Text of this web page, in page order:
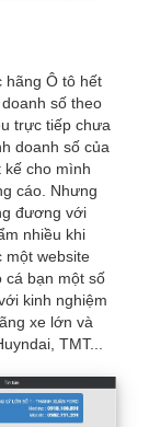
hãng Ô tô hết
số theo
trực tiếp chưa
doanh số của
kế cho mình
cáo. Nhưng
đương với
nhiều khi
một website
cá bạn một số
kinh nghiệm
xe lớn và
TMT...